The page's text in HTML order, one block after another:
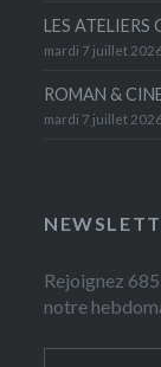
LES ATELIERS
mardi 7 juillet
ROMAN &
mardi 7 juillet
Rejoignez
notre